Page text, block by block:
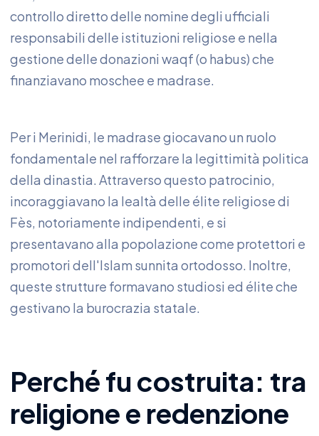
controllo diretto delle nomine degli ufficiali
responsabili delle istituzioni religiose e nella
gestione delle donazioni waqf (o habus) che
finanziavano moschee e madrase.
Per i Merinidi, le madrase giocavano un ruolo
fondamentale nel rafforzare la legittimità politica
della dinastia. Attraverso questo patrocinio,
incoraggiavano la lealtà delle élite religiose di
Fès, notoriamente indipendenti, e si
presentavano alla popolazione come protettori e
promotori dell'Islam sunnita ortodosso. Inoltre,
queste strutture formavano studiosi ed élite che
gestivano la burocrazia statale.
Perché fu costruita: tra
religione e redenzione